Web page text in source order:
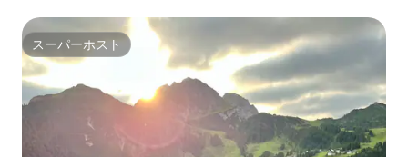
スーパーホスト
スーパーホスト